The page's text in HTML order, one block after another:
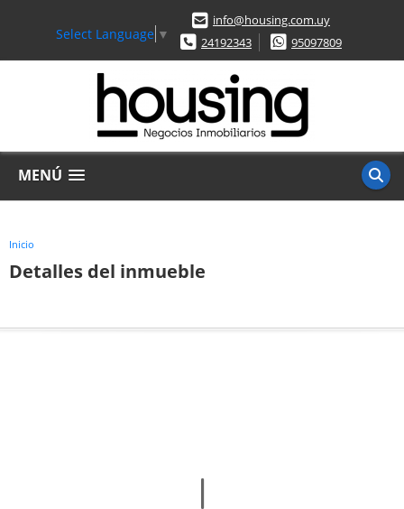
Select Language ▼
info@housing.com.uy
24192343
95097809
MENÚ
Inicio
Detalles del inmueble